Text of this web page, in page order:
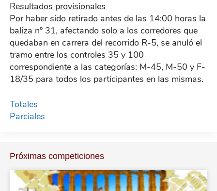
Resultados provisionales
Por haber sido retirado antes de las 14:00 horas la
baliza nº 31, afectando solo a los corredores que
quedaban en carrera del recorrido R-5, se anuló el
tramo entre los controles 35 y 100
correspondiente a las categorías: M-45, M-50 y F-
18/35 para todos los participantes en las mismas.
Totales
Parciales
Próximas competiciones